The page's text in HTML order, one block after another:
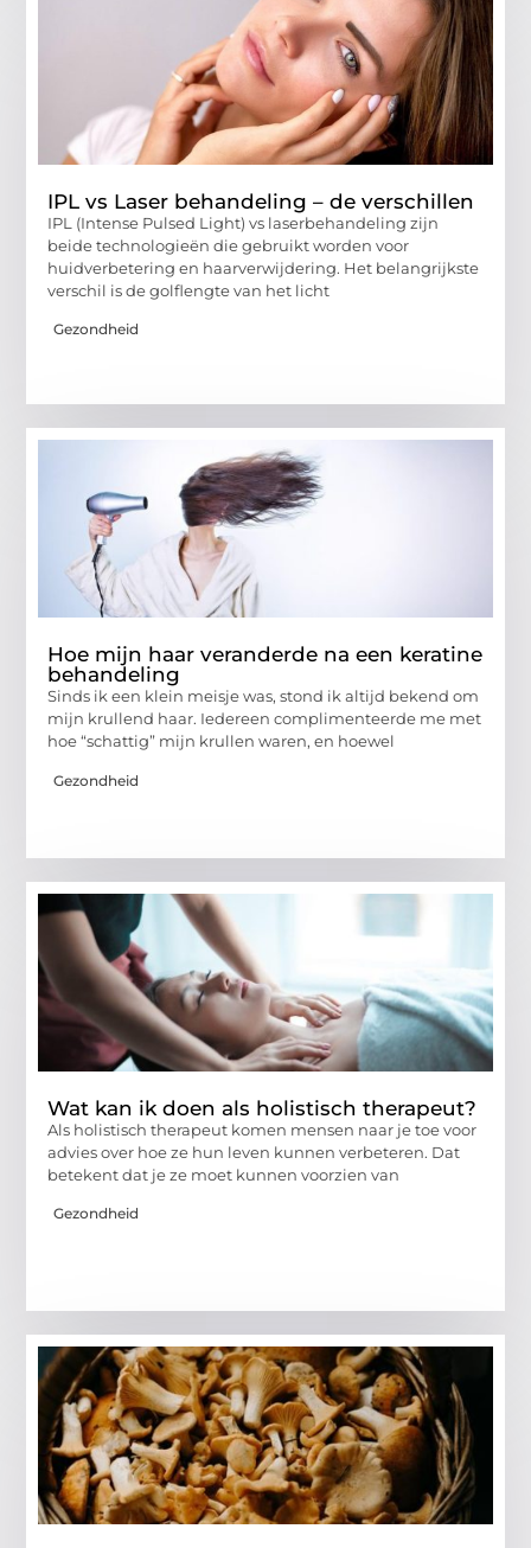
IPL vs Laser behandeling – de verschillen
IPL (Intense Pulsed Light) vs laserbehandeling zijn
beide technologieën die gebruikt worden voor
huidverbetering en haarverwijdering. Het belangrijkste
verschil is de golflengte van het licht
Gezondheid
Hoe mijn haar veranderde na een keratine
behandeling
Sinds ik een klein meisje was, stond ik altijd bekend om
mijn krullend haar. Iedereen complimenteerde me met
hoe “schattig” mijn krullen waren, en hoewel
Gezondheid
Wat kan ik doen als holistisch therapeut?
Als holistisch therapeut komen mensen naar je toe voor
advies over hoe ze hun leven kunnen verbeteren. Dat
betekent dat je ze moet kunnen voorzien van
Gezondheid